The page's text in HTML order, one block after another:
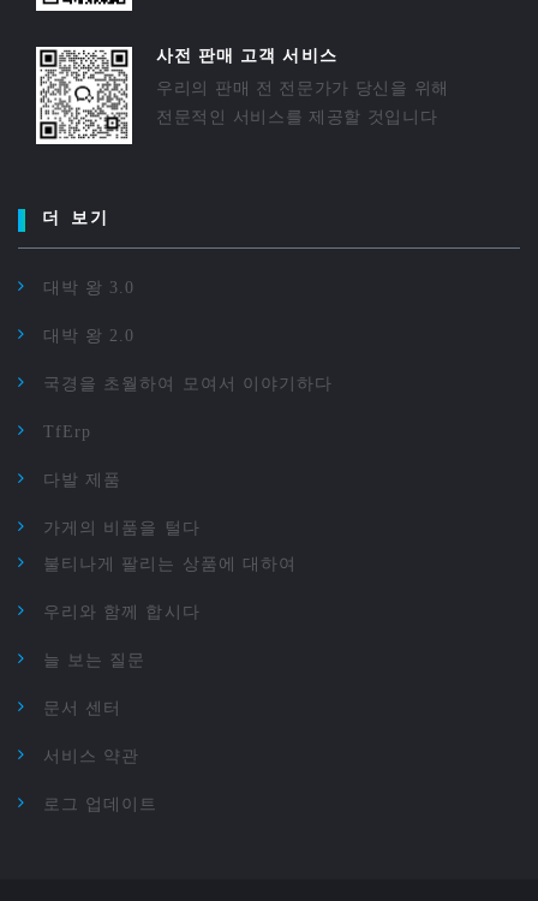
사전 판매 고객 서비스
우리의 판매 전 전문가가 당신을 위해
전문적인 서비스를 제공할 것입니다
더 보기
대박 왕 3.0
대박 왕 2.0
국경을 초월하여 모여서 이야기하다
TfErp
다발 제품
가게의 비품을 털다
불티나게 팔리는 상품에 대하여
우리와 함께 합시다
늘 보는 질문
문서 센터
서비스 약관
로그 업데이트